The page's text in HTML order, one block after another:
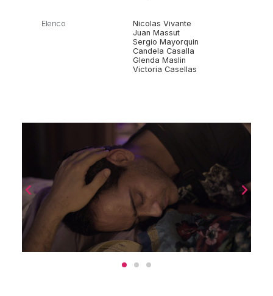
Elenco
Nicolas Vivante
Juan Massut
Sergio Mayorquin
Candela Casalla
Glenda Maslin
Victoria Casellas